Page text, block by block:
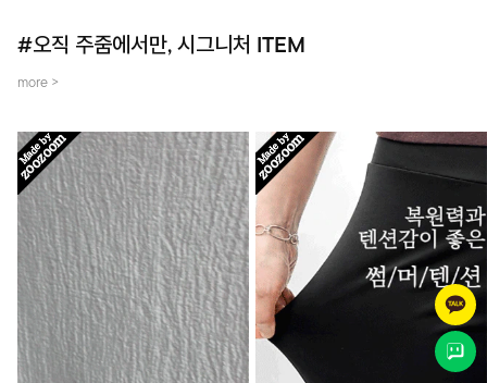
#오직 주줌에서만, 시그니처 ITEM
more >